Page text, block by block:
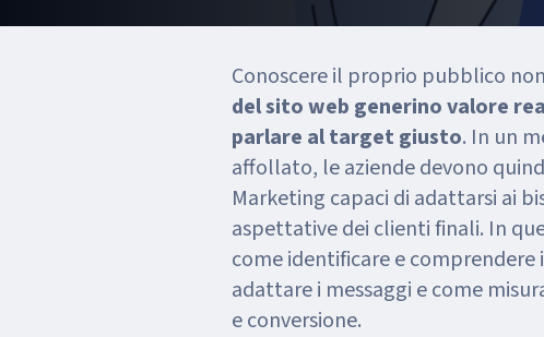
Conoscere il proprio pubblico
del sito web generino valore
parlare al target giusto. In un
affollato, le aziende devono
Marketing capaci di adattarsi ai
aspettative dei clienti finali. In
come identificare e
adattare i messaggi e come
e conversione.